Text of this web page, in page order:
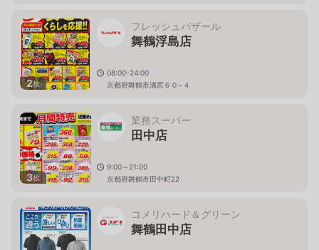
2枚
フレッシュバザール
舞鶴浮島店
08:00-24:00
京都府舞鶴市溝尻６０−４
3枚
業務スーパー
田中店
9:00～21:00
京都府舞鶴市田中町22
コメリハード＆グリーン
舞鶴田中店